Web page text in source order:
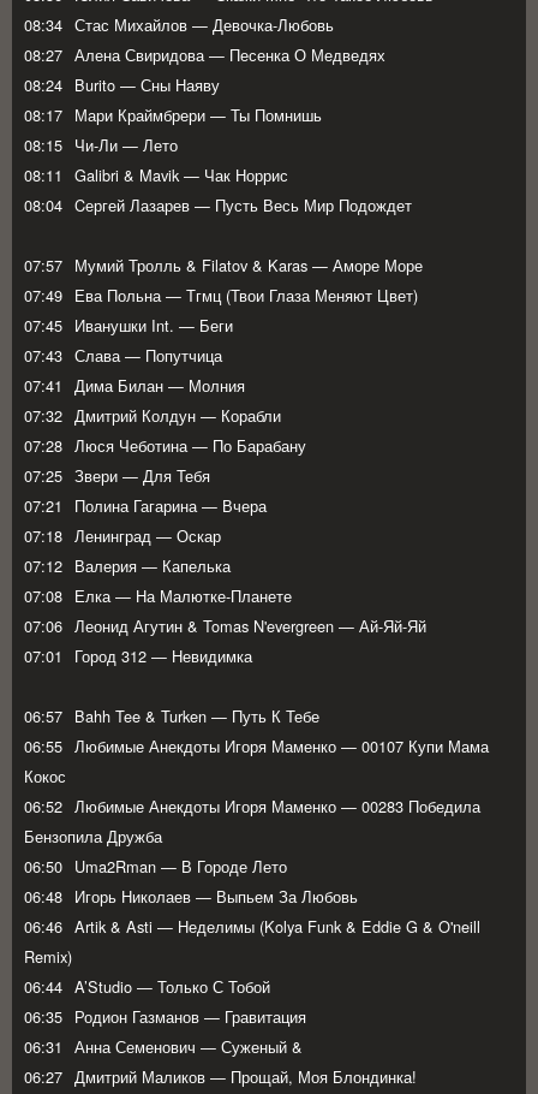
08:34 Стас Михайлов — Девочка-Любовь
08:27 Алена Свиридова — Песенка О Медведях
08:24 Burito — Сны Наяву
08:17 Мари Краймбрери — Ты Помнишь
08:15 Чи-Ли — Лето
08:11
Galibri & Mavik — Чак Норрис
08:04 Cергей Лазарев — Пусть Весь Мир Подождет
07:57 Мумий Тролль & Filatov & Karas — Аморе Море
07:49 Ева Польна — Тгмц (Твои Глаза Меняют Цвет)
07:45 Иванушки Int. — Беги
07:43 Слава — Попутчица
07:41
Дима Билан — Молния
07:32 Дмитрий Колдун — Корабли
07:28 Люся Чеботина — По Барабану
07:25 Звери — Для Тебя
07:21
Полина Гагарина — Вчера
07:18 Ленинград — Оскар
07:12 Валерия — Капелька
07:08 Елка — На Малютке-Планете
07:06 Леонид Агутин & Tomas N'evergreen — Ай-Яй-Яй
07:01
Город 312 — Невидимка
06:57 Bahh Tee & Turken — Путь К Тебе
06:55 Любимые Анекдоты Игоря Маменко — 00107 Купи Мама
Кокос
06:52 Любимые Анекдоты Игоря Маменко — 00283 Победила
Бензопила Дружба
06:50 Uma2Rman — В Городе Лето
06:48 Игорь Николаев — Выпьем За Любовь
06:46 Artik & Asti — Неделимы (Kolya Funk & Eddie G & O'neill
Remix)
06:44 A’Studio — Только С Тобой
06:35 Родион Газманов — Гравитация
06:31
Анна Семенович — Суженый &
06:27 Дмитрий Маликов — Прощай, Моя Блондинка!